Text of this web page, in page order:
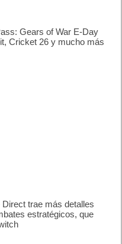
Gears of War E-Day
Cricket 26 y mucho más
Direct trae más detalles
estratégicos, que